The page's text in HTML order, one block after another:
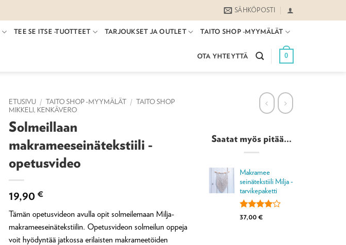
SÄHKÖPOSTI
TEE SE ITSE -TUOTTEET TARJOUKSET JA OUTLET TAITO SHOP -MYYMÄLÄT
OTA YHTEYTTÄ 0
ETUSIVU / TAITO SHOP -MYYMÄLÄT / TAITO SHOP
MIKKELI, KENKÄVERO
Solmeillaan
makrameeseinätekstiili -
opetusvideo
19,90 €
Tämän opetusvideon avulla opit solmeilemaan Milja-
makrameeseinätekstiilin. Opetusvideon solmeilun oppeja
voit hyödyntää jatkossa erilaisten makrameetöiden
Saatat myös pitää...
Makramee
seinätekstiili Milja -
tarvikepaketti
Arvio
1
37,00€